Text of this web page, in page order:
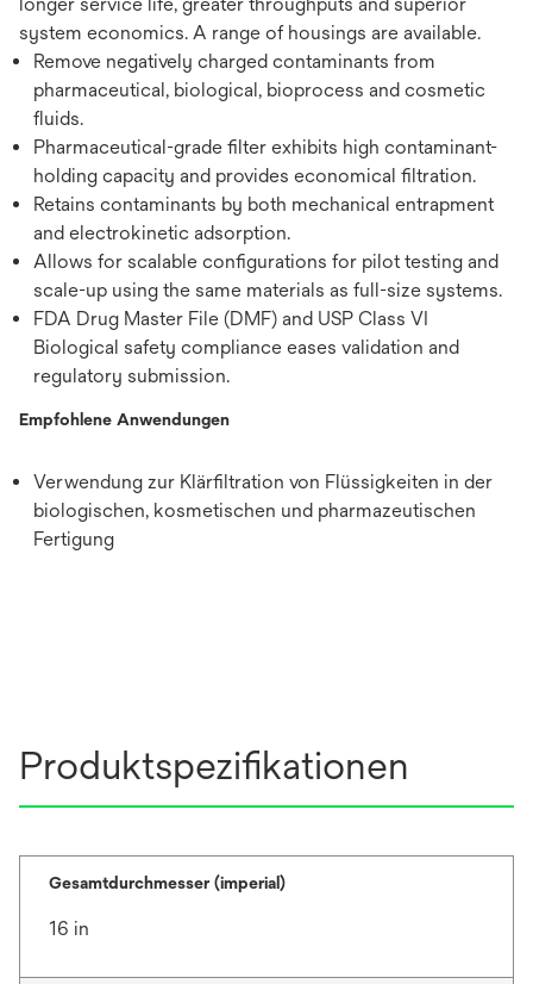
system economics. A range of housings are available.
Remove negatively charged contaminants from
pharmaceutical, biological, bioprocess and cosmetic
fluids.
Pharmaceutical-grade filter exhibits high contaminant-
holding capacity and provides economical filtration.
Retains contaminants by both mechanical entrapment
and electrokinetic adsorption.
Allows for scalable configurations for pilot testing and
scale-up using the same materials as full-size systems.
FDA Drug Master File (DMF) and USP Class VI
Biological safety compliance eases validation and
regulatory submission.
Empfohlene Anwendungen
Verwendung zur Klärfiltration von Flüssigkeiten in der
biologischen, kosmetischen und pharmazeutischen
Fertigung
Produktspezifikationen
Gesamtdurchmesser (imperial)
16 in